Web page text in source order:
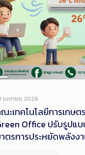
Long
เมษายน 2026
ะเทคโนโลยีการเกษ
Office ปรับรูปแ
ตรการประหยัดพลังง